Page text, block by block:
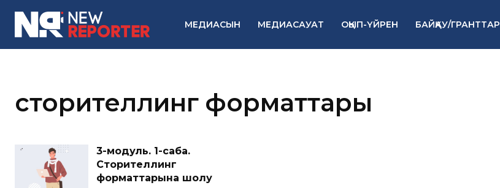
МЕДИАСЫН МЕДИАСАУАТ ОҚЫП-ҮЙРЕН БАЙҚАУ/ГРАНТТАР
сторителлинг форматтары
3-модуль. 1-сабақ.
Сторителлинг
форматтарына шолу